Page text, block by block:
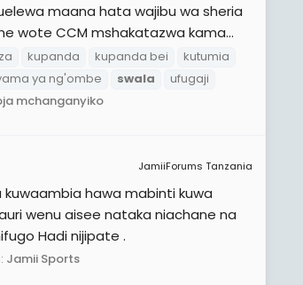
maana hata wajibu wa sheria
wote CCM mshakatazwa kama...
kupanda kupanda bei
kutumia
ya ng'ombe swala
ufugaji
mchanganyiko
JamiiForums Tanzania
hawa mabinti kuwa
wenu aisee nataka niachane na
Hadi nijipate .
Jamii Sports